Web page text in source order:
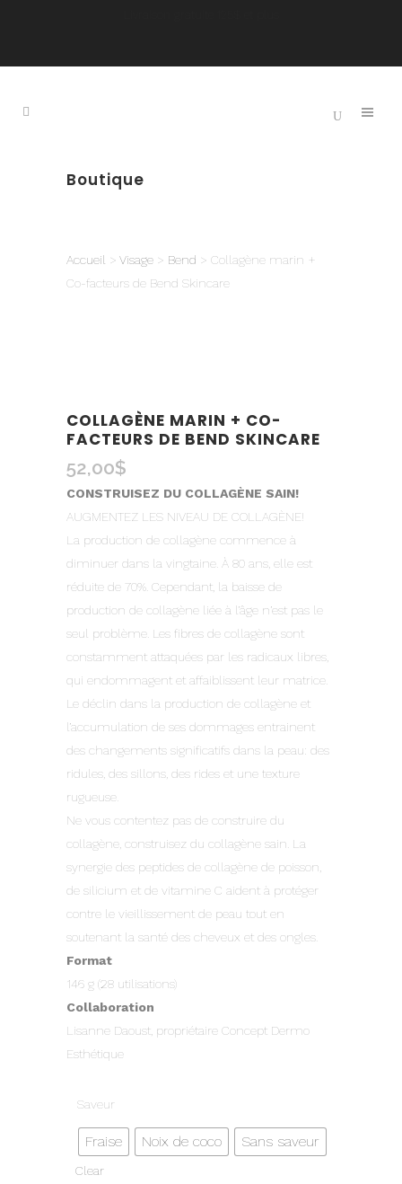
Boutique
Accueil > Visage > Bend > Collagène marin +
Co-facteurs de Bend Skincare
COLLAGÈNE MARIN + CO-
FACTEURS DE BEND SKINCARE
52,00$
CONSTRUISEZ DU COLLAGÈNE SAIN!
AUGMENTEZ LES NIVEAU DE COLLAGÈNE!
La production de collagène commence à
diminuer dans la vingtaine. À 80 ans, elle est
réduite de 70%. Cependant, la baisse de
production de collagène liée à l’âge n’est pas le
seul problème. Les fibres de collagène sont
constamment attaquées par les radicaux libres,
qui endommagent et affaiblissent leur matrice.
Le déclin dans la production de collagène et
l’accumulation de ses dommages entrainent
des changements significatifs dans la peau: des
ridules, des sillons, des rides et une texture
rugueuse.
Ne vous contentez pas de construire du
collagène, construisez du collagène sain. La
synergie des peptides de collagène de poisson,
de silicium et de vitamine C aident à protéger
contre le vieillissement de peau tout en
soutenant la santé des cheveux et des ongles.
Format
146 g (28 utilisations)
Collaboration
Lisanne Daoust, propriétaire Concept Dermo
Esthétique
Saveur
Fraise Noix de coco Sans saveur
Clear